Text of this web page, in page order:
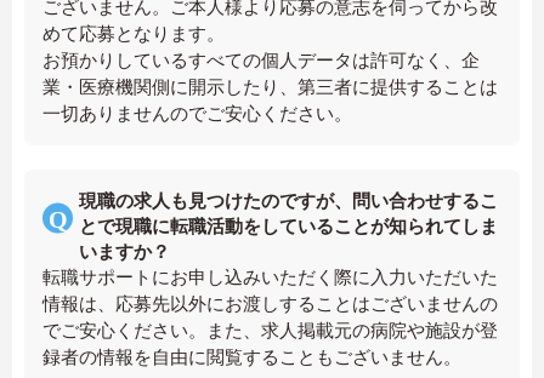
ございません。ご本人様より応募の意志を伺ってから改
めて応募となります。
お預かりしているすべての個人データは許可なく、企
業・医療機関側に開示したり、第三者に提供することは
一切ありませんのでご安心ください。
現職の求人も見つけたのですが、問い合わせするこ
とで現職に転職活動をしていることが知られてしま
いますか？
転職サポートにお申し込みいただく際に入力いただいた
情報は、応募先以外にお渡しすることはございませんの
でご安心ください。また、求人掲載元の病院や施設が登
録者の情報を自由に閲覧することもございません。